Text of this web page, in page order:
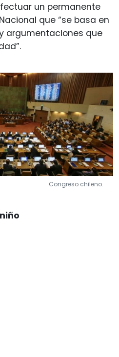
un permanente
que “se basa en
argumentaciones que
Congreso chileno.